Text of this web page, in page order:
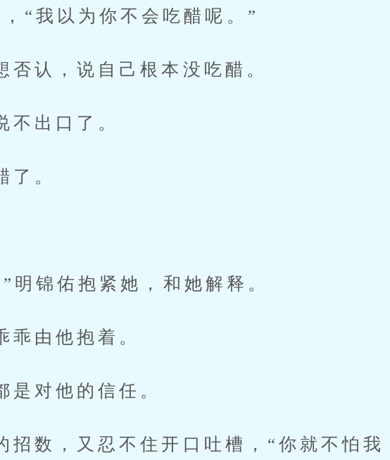
“我以为你不会吃醋呢。”
认，说自己根本没吃醋。
出口了。
。
锦佑抱紧她，和她解释。
由他抱着。
对他的信任。
数，又忍不住开口吐槽，“你就不怕我